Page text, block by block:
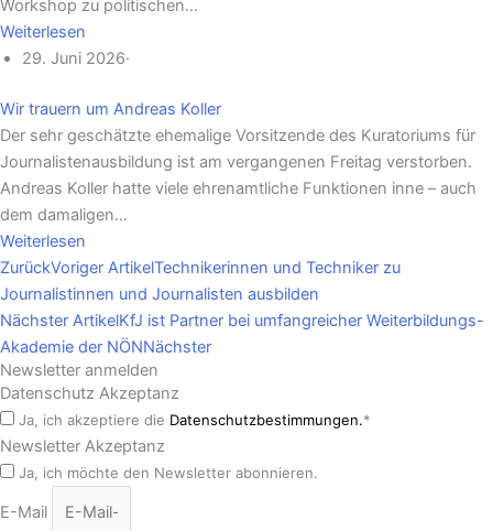
Workshop zu politischen…
Weiterlesen
29. Juni 2026·
Wir trauern um Andreas Koller
Der sehr geschätzte ehemalige Vorsitzende des Kuratoriums für
Journalistenausbildung ist am vergangenen Freitag verstorben.
Andreas Koller hatte viele ehrenamtliche Funktionen inne – auch
dem damaligen…
Weiterlesen
ZurückVoriger ArtikelTechnikerinnen und Techniker zu
Journalistinnen und Journalisten ausbilden
Nächster ArtikelKfJ ist Partner bei umfangreicher Weiterbildungs-
Akademie der NÖNNächster
Newsletter anmelden
Datenschutz Akzeptanz
Ja, ich akzeptiere die Datenschutzbestimmungen.*
Newsletter Akzeptanz
Ja, ich möchte den Newsletter abonnieren.
E-Mail